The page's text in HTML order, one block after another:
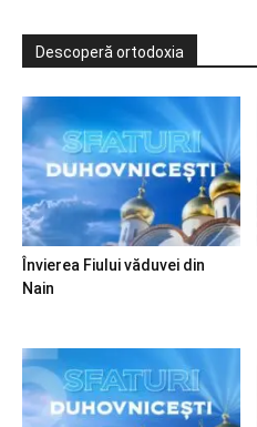
Descoperă ortodoxia
Învierea Fiului văduvei din
Nain